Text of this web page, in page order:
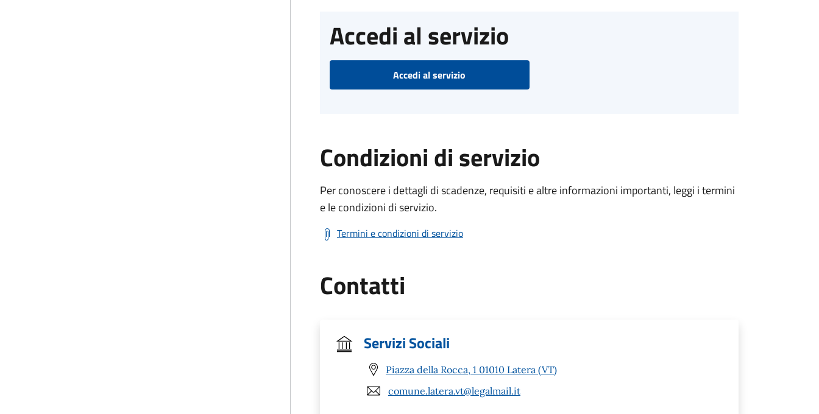
Accedi al servizio
Accedi al servizio
Condizioni di servizio
Per conoscere i dettagli di scadenze, requisiti e altre informazioni importanti, leggi i termini
e le condizioni di servizio.
Termini e condizioni di servizio
Contatti
Servizi Sociali
Piazza della Rocca, 1 01010 Latera (VT)
comune.latera.vt@legalmail.it